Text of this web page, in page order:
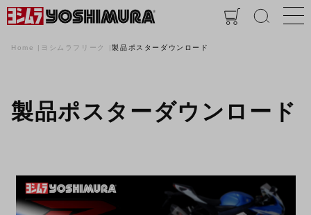
Home ヨシムラフリーク 製品ポスターダウンロード
製品ポスターダウンロード